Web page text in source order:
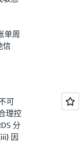
单周
信
可
理控
分
因